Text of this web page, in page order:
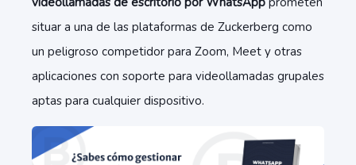
situar a una de las plataformas de Zuckerberg como
un peligroso competidor para Zoom, Meet y otras
aplicaciones con soporte para videollamadas grupales
aptas para cualquier dispositivo.